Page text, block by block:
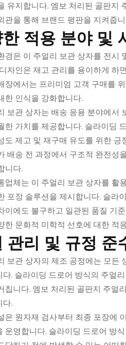
유지합니다. 엠보 처리된 골판지
관을 통해 브랜드 평판을 지켜줍
적용 분야 및
경은 이 주얼리 보관 상자를 전시
자인은 재고 관리를 용이하게 하
장에서는 프리미엄 고객 구매를
한 인식을 강화합니다.
보관 상자는 배송 응용 분야에서
한 가치를 제공합니다. 슬라이딩
도 제고 및 재구매 유도를 위한
배송 전 과정에서 구조적 완전성
니다.
업체는 이 주얼리 보관 상자를 활
포장 솔루션을 제시합니다. 슬라
이에도 불구하고 일관된 품질 기
한 문화적 미학적 선호에 대한 적
관리 및 규정 준
보관 상자의 제조 공정에는 모든
다. 슬라이딩 드로어 방식의 주얼
칩니다. 엠보 처리된 골판지 주얼
다.
은 원자재 검사부터 최종 포장에
운영합니다. 슬라이딩 드로어 방